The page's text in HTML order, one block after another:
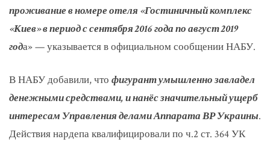
проживание в номере отеля «Гостиничный комплекс
«Киев» в период с сентября 2016 года по август 2019
года» — указывается в официальном сообщении НАБУ.
В НАБУ добавили, что фигурант умышленно завладел
денежными средствами, и нанёс значительный ущерб
интересам Управления делами Аппарата ВР Украины.
Действия нардепа квалифицировали по ч.2 ст. 364 УК